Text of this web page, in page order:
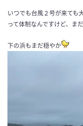
いつでも台風２号が来ても
って体制なんですけど、ま
下の浜もまだ穏やか